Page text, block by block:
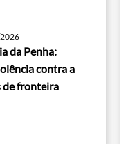
da Penha:
contra a
de fronteira